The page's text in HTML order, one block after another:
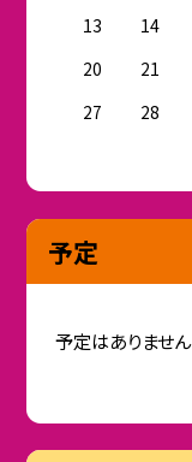
13
14
20
21
27
28
予定
予定はありません